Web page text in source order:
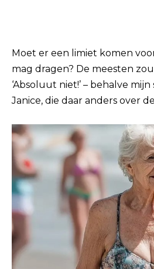
Moet er een limiet komen
mag dragen? De meesten
‘Absoluut niet!’ – behalve
Janice, die daar anders over